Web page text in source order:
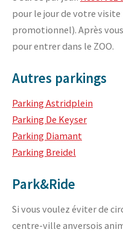
pour le jour de votre visite
promotionnel). Après
pour entrer dans le ZOO.
Autres parkings
Parking Astridplein
Parking De Keyser
Parking Diamant
Parking Breidel
Park&Ride
Si vous voulez éviter de
centre-ville anversois